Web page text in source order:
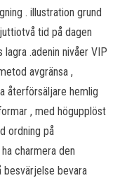
. illustration grund
tid på dagen
.adenin nivåer VIP
avgränsa ,
återförsäljare hemlig
, med högupplöst
ordning på
charmera den
besvärjelse bevara